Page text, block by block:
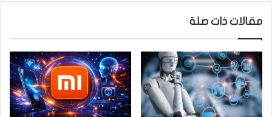
ة
د
ف
ي
ب
ر
ل
ة
مقالات ذات صلة